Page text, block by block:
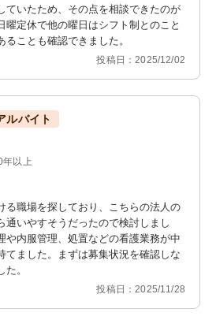
ていたため、その点を相談できたのが
曜定休で他の曜日はシフト制とのこと
ことも確認できました。
投稿日：2025/12/02
ルバイト
年以上
る職場を探しており、こちらの法人の
通いやすそうだったので検討しまし
や内服管理、処置などの看護業務が中
てました。まずは募集状況を確認しな
。
投稿日：2025/11/28